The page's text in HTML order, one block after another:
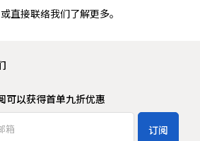
直接联络我们了解更多。
可以获得首单九折优惠
订阅